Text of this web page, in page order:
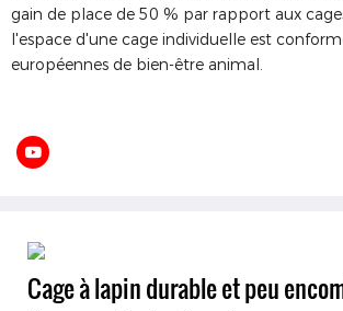
gain de place de 50 % par rapport aux
l'espace d'une cage individuelle est
européennes de bien-être animal.
Cage à lapin durable et peu